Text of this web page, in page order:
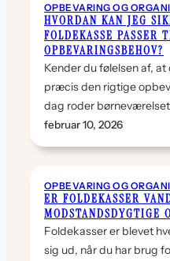
OPBEVARING OG
HVORDAN KAN JEG
FOLDEKASSE PASSER
OPBEVARINGSBEHOV?
Kender du følelsen af,
præcis den rigtige
dag roder
februar 10, 2026
OPBEVARING OG
ER FOLDEKASSER
MODSTANDSDYGTIGE
Foldekasser er blevet
sig ud, når du har brug